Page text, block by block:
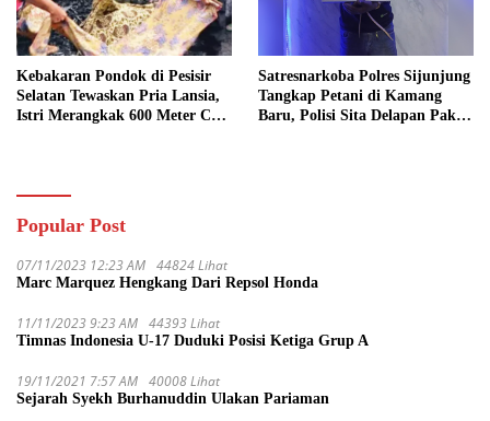
Kebakaran Pondok di Pesisir
Selatan Tewaskan Pria Lansia,
Istri Merangkak 600 Meter Cari
Satresnarkoba Polres Sijunjung
Tangkap Petani di Kamang
Baru, Polisi Sita Delapan Paket
Popular Post
07/11/2023 12:23 AM 44824 Lihat
Marc Marquez Hengkang Dari Repsol Honda
11/11/2023 9:23 AM 44393 Lihat
Timnas Indonesia U-17 Duduki Posisi Ketiga Grup A
19/11/2021 7:57 AM 40008 Lihat
Sejarah Syekh Burhanuddin Ulakan Pariaman